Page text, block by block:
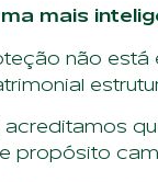
mais
não está
acreditamos
propósito